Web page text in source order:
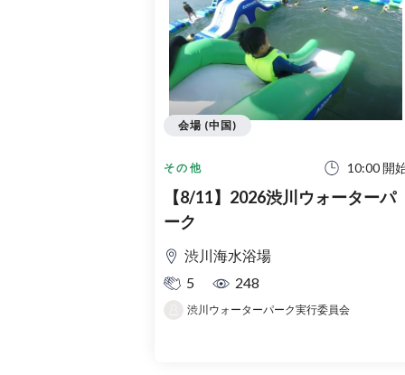
その他 10:00 開
【8/11】2026渋川ウォーターパ
ーク
渋川海水浴場
5
248
渋川ウォーターパーク実行委員会
会場 (中国)